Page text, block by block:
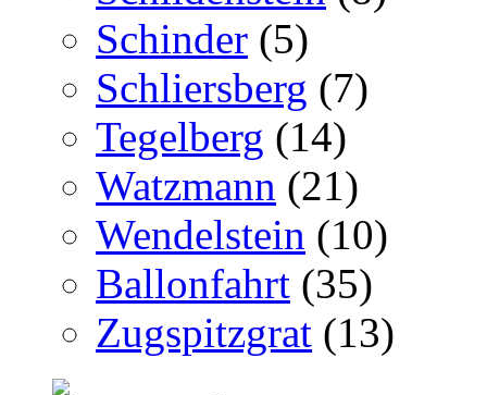
Schinder (5)
Schliersberg (7)
Tegelberg (14)
Watzmann (21)
Wendelstein (10)
Ballonfahrt (35)
Zugspitzgrat (13)